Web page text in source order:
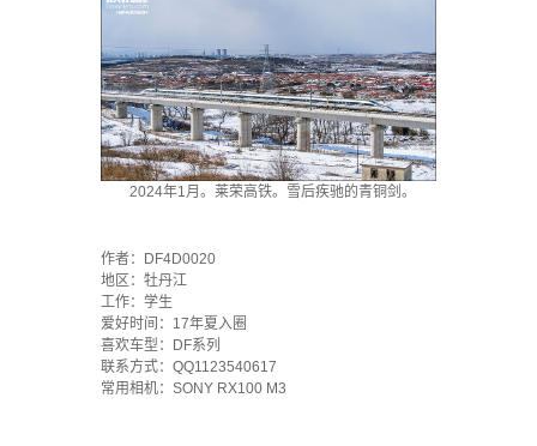
2024年1月。莱荣高铁。雪后疾驰的青铜剑。
作者：DF4D0020
地区：牡丹江
工作：学生
爱好时间：17年夏入圈
喜欢车型：DF系列
联系方式：QQ1123540617
常用相机：SONY RX100 M3